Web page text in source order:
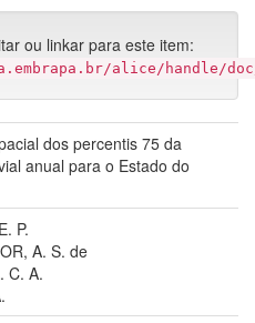
ou linkar para este item:
alice/handle/
dos percentis 75 da
anual para o Estado do
P.
A. S. de
C. A.